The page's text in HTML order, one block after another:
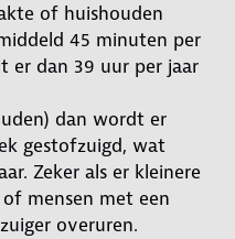
of huishouden
45 minuten per
er dan 39 uur per jaar
dan wordt er
gestofzuigd, wat
Zeker als er kleinere
mensen met een
overuren.